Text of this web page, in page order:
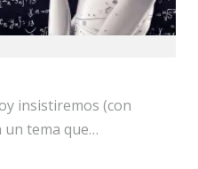
insistiremos (con
un tema que…